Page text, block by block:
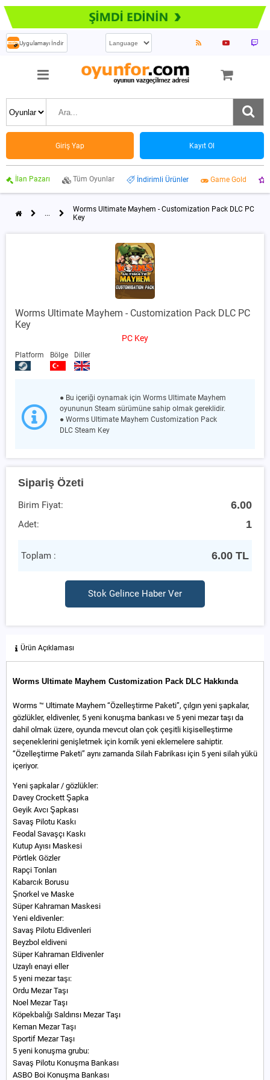
Uygulamayı İndir
Giriş Yap Kayıt Ol
İlan Pazarı Tüm Oyunlar İndirimli Ürünler Game Gold
...
Worms Ultimate Mayhem - Customization Pack DLC PC
Key
Worms Ultimate Mayhem - Customization Pack DLC PC
Key
PC Key
Platform Bölge Diller
● Bu içeriği oynamak için Worms Ultimate Mayhem
oyununun Steam sürümüne sahip olmak gereklidir.
● Worms Ultimate Mayhem Customization Pack
DLC Steam Key
Sipariş Özeti
Birim Fiyat: 6.00
Adet: 1
Toplam : 6.00 TL
Stok Gelince Haber Ver
Ürün Açıklaması
Worms Ultimate Mayhem Customization Pack DLC Hakkında
Worms ™ Ultimate Mayhem “Özelleştirme Paketi”, çılgın yeni şapkalar,
gözlükler, eldivenler, 5 yeni konuşma bankası ve 5 yeni mezar taşı da
dahil olmak üzere, oyunda mevcut olan çok çeşitli kişiselleştirme
seçeneklerini genişletmek için komik yeni eklemelere sahiptir.
“Özelleştirme Paketi” aynı zamanda Silah Fabrikası için 5 yeni silah yükü
içeriyor.
Yeni şapkalar / gözlükler:
Davey Crockett Şapka
Geyik Avcı Şapkası
Savaş Pilotu Kaskı
Feodal Savaşçı Kaskı
Kutup Ayısı Maskesi
Pörtlek Gözler
Rapçi Tonları
Kabarcık Borusu
Şnorkel ve Maske
Süper Kahraman Maskesi
Yeni eldivenler:
Savaş Pilotu Eldivenleri
Beyzbol eldiveni
Süper Kahraman Eldivenler
Uzaylı enayi eller
5 yeni mezar taşı:
Ordu Mezar Taşı
Noel Mezar Taşı
Köpekbalığı Saldırısı Mezar Taşı
Keman Mezar Taşı
Sportif Mezar Taşı
5 yeni konuşma grubu:
Savaş Pilotu Konuşma Bankası
ASBO Boi Konuşma Bankası